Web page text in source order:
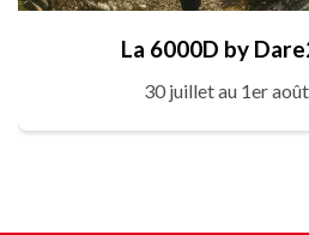
La 6000D by
30 juillet au 1er août